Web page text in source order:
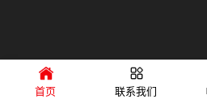
首页 联系我们